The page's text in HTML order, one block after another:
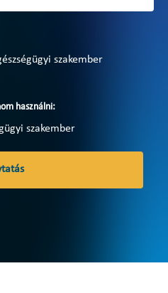
szakember
használni:
szakember